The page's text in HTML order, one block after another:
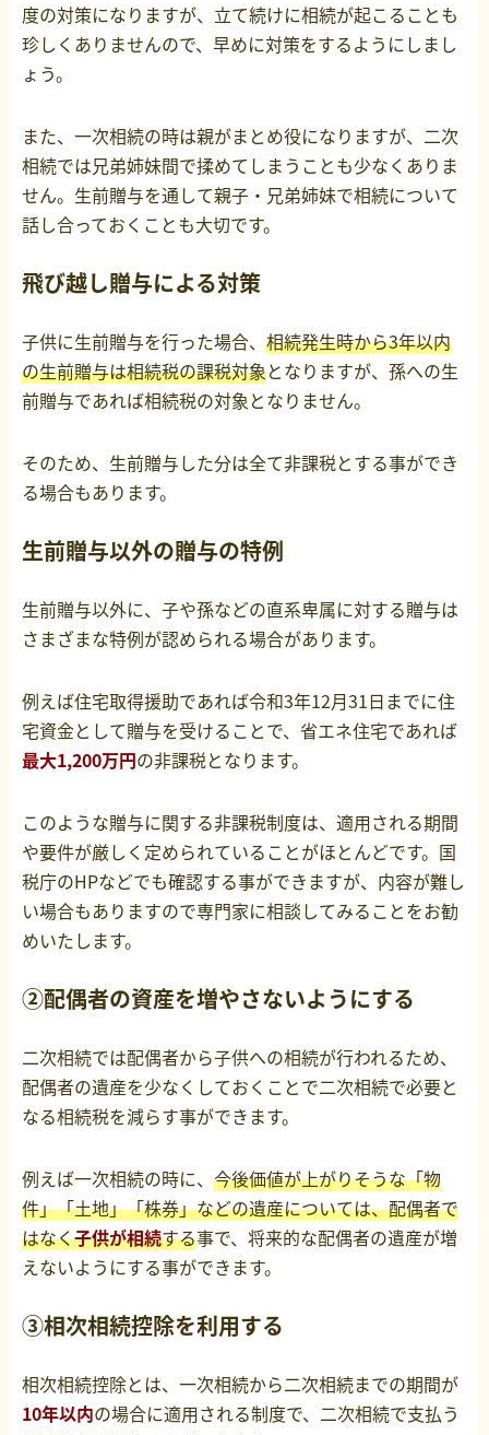
度の対策になりますが、立て続けに相続が起こることも
珍しくありませんので、早めに対策をするようにしまし
ょう。
また、一次相続の時は親がまとめ役になりますが、二次
相続では兄弟姉妹間で揉めてしまうことも少なくありま
せん。生前贈与を通して親子・兄弟姉妹で相続について
話し合っておくことも大切です。
飛び越し贈与による対策
子供に生前贈与を行った場合、 相続発生時から3年以内
の生前贈与は相続税の課税対象となりますが、孫への生
前贈与であれば相続税の対象となりません。
そのため、生前贈与した分は全て非課税とする事ができ
る場合もあります。
生前贈与以外の贈与の特例
生前贈与以外に、子や孫などの直系卑属に対する贈与は
さまざまな特例が認められる場合があります。
例えば住宅取得援助であれば令和3年12月31日までに住
宅資金として贈与を受けることで、省エネ住宅であれば
最大1,200万円の非課税となります。
このような贈与に関する非課税制度は、適用される期間
や要件が厳しく定められていることがほとんどです。国
税庁のHPなどでも確認する事ができますが、内容が難し
い場合もありますので専門家に相談してみることをお勧
めいたします。
②配偶者の資産を増やさないようにする
二次相続では配偶者から子供への相続が行われるため、
配偶者の遺産を少なくしておくことで二次相続で必要と
なる相続税を減らす事ができます。
例えば一次相続の時に、 今後価値が上がりそうな「物
件」「土地」「株券」などの遺産については、配偶者で
はなく子供が相続する事で、将来的な配偶者の遺産が増
えないようにする事ができます。
③相次相続控除を利用する
相次相続控除とは、一次相続から二次相続までの期間が
10年以内の場合に適用される制度で、二次相続で支払う